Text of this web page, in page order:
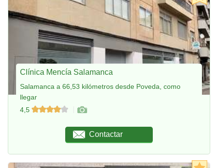
Clínica Mencía Salamanca
Salamanca a 66,53 kilómetros desde Poveda, como
llegar
4,5
Contactar